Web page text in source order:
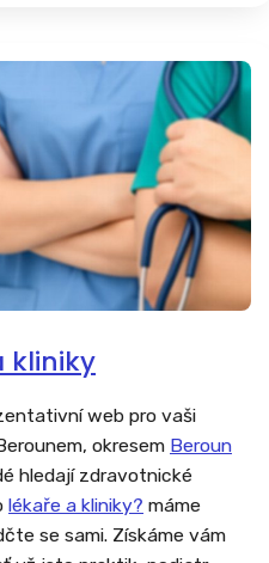
kliniky
web pro vaši
okresem Beroun
hledají zdravotnické
lékaře a kliniky? máme
se sami. Získáme vám